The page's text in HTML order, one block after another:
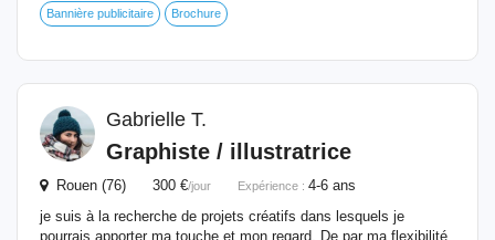
Bannière publicitaire Brochure
Gabrielle T.
Graphiste / illustratrice
Rouen (76) 300 €/jour Expérience : 4-6 ans
je suis à la recherche de projets créatifs dans lesquels je
pourrais apporter ma touche et mon regard. De par ma flexibilité